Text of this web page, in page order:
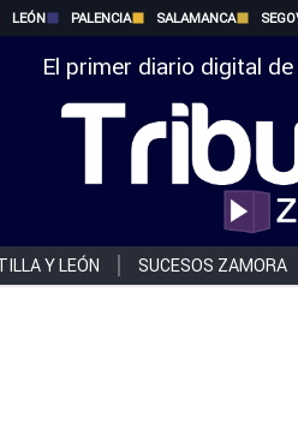
LEÓN PALENCIA SALAMANCA
El primer diario digital
Y LEÓN SUCESOS ZAMORA